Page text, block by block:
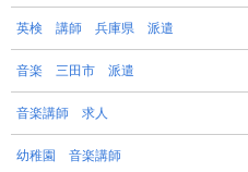
英検 講師 兵庫県 派遣
音楽 三田市 派遣
音楽講師 求人
幼稚園 音楽講師